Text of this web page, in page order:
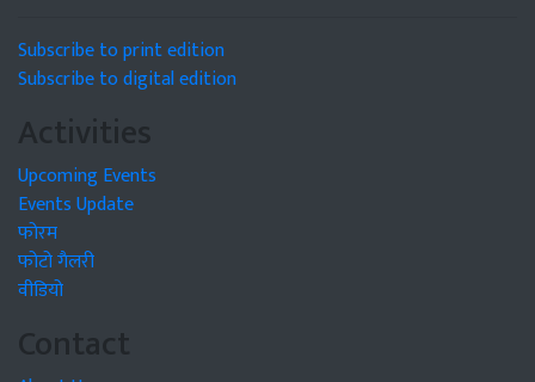
Subscribe to print edition
Subscribe to digital edition
Activities
Upcoming Events
Events Update
फोरम
फोटो गैलरी
वीडियो
Contact